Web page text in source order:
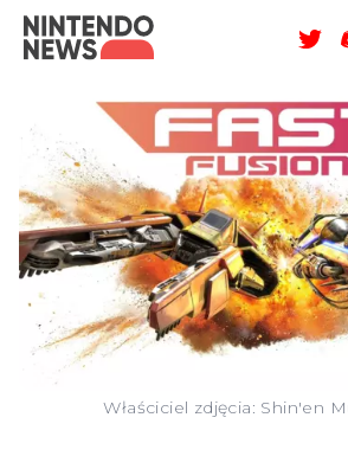
NAGRODY
NEWSY
RECENZJE
ARTYKUŁY
WSPARCIE
O NAS
Właściciel zdjęcia: Shin'en